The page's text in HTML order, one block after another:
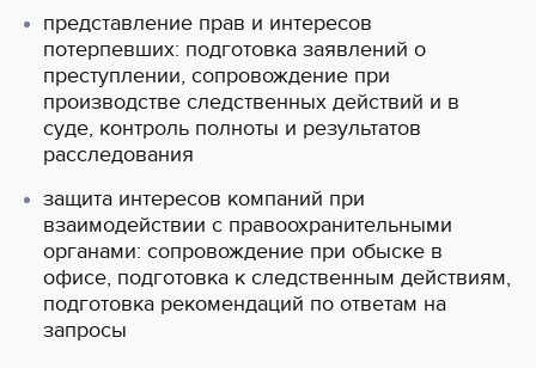
представление прав и интересов
потерпевших: подготовка заявлений о
преступлении, сопровождение при
производстве следственных действий и в
суде, контроль полноты и результатов
расследования
защита интересов компаний при
взаимодействии с правоохранительными
органами: сопровождение при обыске в
офисе, подготовка к следственным действиям,
подготовка рекомендаций по ответам на
запросы